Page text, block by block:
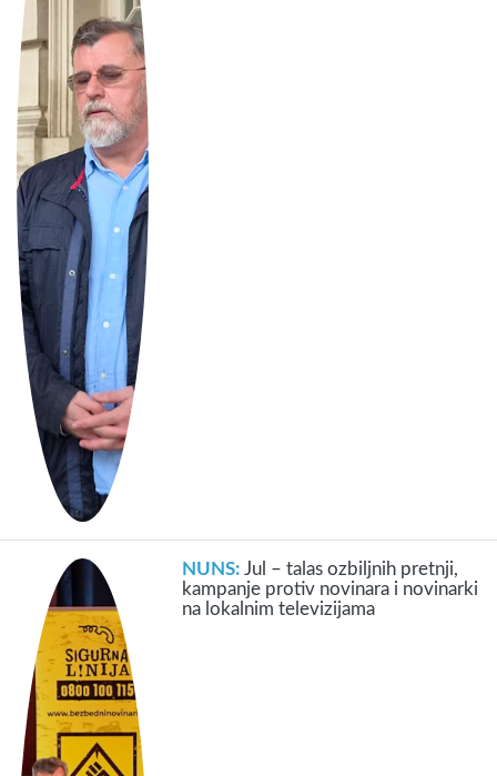
NUNS:Jul – talas ozbiljnih pretnji,
kampanje protiv novinara i novinarki
na lokalnim televizijama